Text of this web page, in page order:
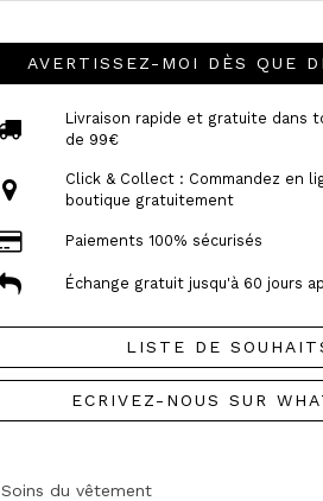
AVERTISSEZ-MOI DÈS QUE
Livraison rapide et gratuite dans
de 99€
Click & Collect : Commandez en
boutique gratuitement
Paiements 100% sécurisés
Échange gratuit jusqu'à 60 jours
LISTE DE
ECRIVEZ-NOUS SUR
Soins du vêtement